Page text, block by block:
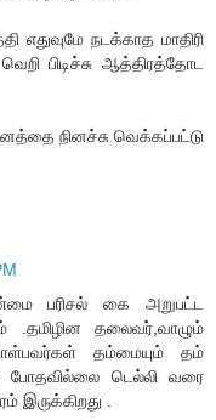
எதுவுமே நடக்காத மாதிரி
பிடிச்சு ஆத்திரத்தோட
நினச்சு வெக்கப்பட்டு
பரிசல் கை அறுபட்ட
.தமிழின தலைவர்,வாழும்
தம்மையும் தம்
போதவில்லை டெல்லி வரை
இருக்கிறது .